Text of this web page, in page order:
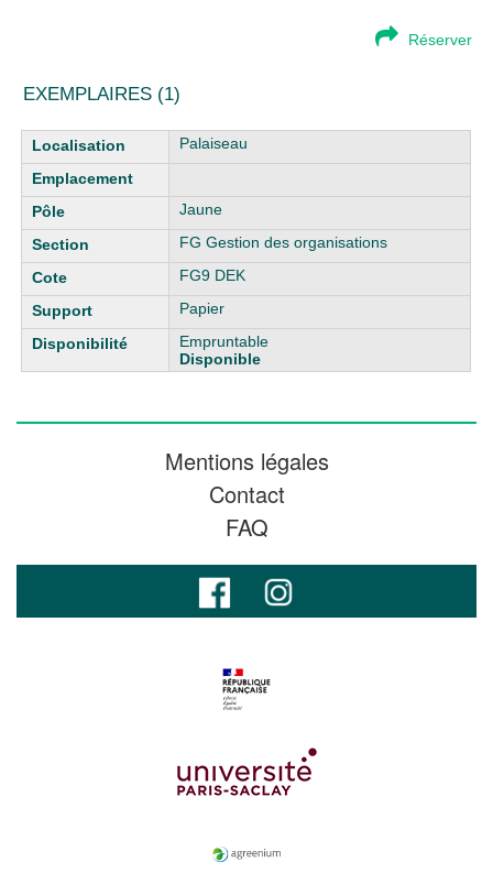
Réserver
EXEMPLAIRES (1)
Liste des exemplaires Palaiseau
Jaune
FG Gestion des organisations
FG9 DEK
Papier
Empruntable
Disponible
Mentions légales
Contact
FAQ